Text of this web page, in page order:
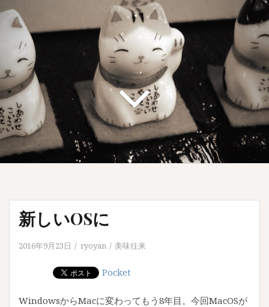
新しいOSに
2016年9月23日 ryoyan 美味往来
Pocket
WindowsからMacに変わってもう8年目。今回MacOSが